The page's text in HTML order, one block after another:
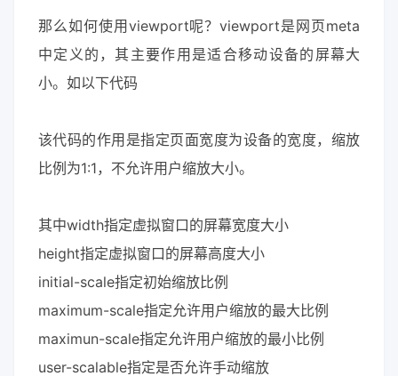
那么如何使用viewport呢？viewport是网页meta
中定义的，其主要作用是适合移动设备的屏幕大
小。如以下代码
该代码的作用是指定页面宽度为设备的宽度，缩放
比例为1:1，不允许用户缩放大小。
其中width指定虚拟窗口的屏幕宽度大小
height指定虚拟窗口的屏幕高度大小
initial-scale指定初始缩放比例
maximum-scale指定允许用户缩放的最大比例
maximun-scale指定允许用户缩放的最小比例
user-scalable指定是否允许手动缩放